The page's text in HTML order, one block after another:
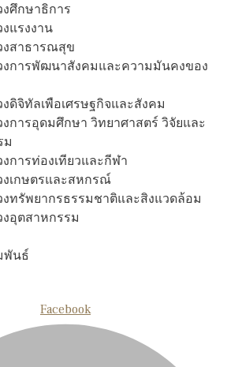
ศึกษาธิการ
แรงงาน
งสาธารณสุข
งการพัฒนาสังคมและความมันคงของ
ดิจิทัลเพือเศรษฐกิจและสังคม
งการอุดมศึกษา วิทยาศาสตร์ วิจัยและ
ม
การท่องเทียวและกีฬา
งเกษตรและสหกรณ์
งทรัพยากรธรรมชาติและสิงแวดล้อม
งอุตสาหกรรม
พันธ์
Facebook